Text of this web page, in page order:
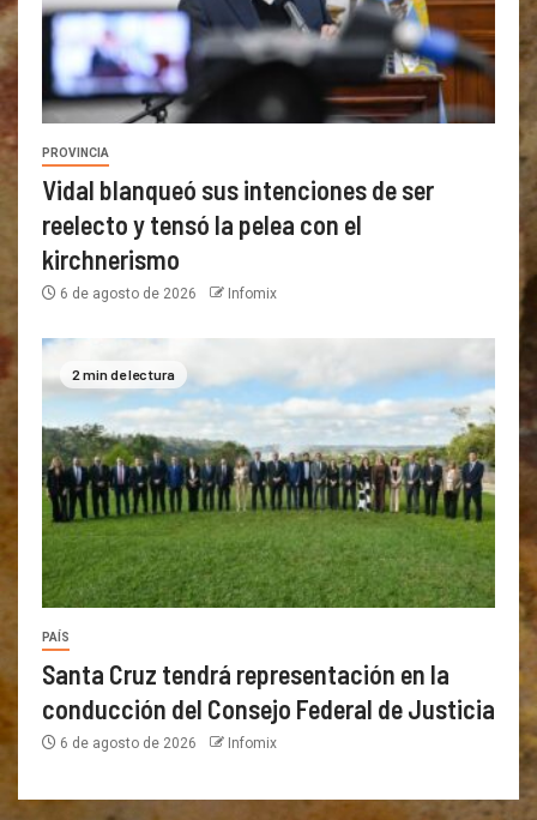
PROVINCIA
Vidal blanqueó sus intenciones de ser
reelecto y tensó la pelea con el
kirchnerismo
6 de agosto de 2026 Infomix
2 min de lectura
PAÍS
Santa Cruz tendrá representación en la
conducción del Consejo Federal de Justicia
6 de agosto de 2026 Infomix